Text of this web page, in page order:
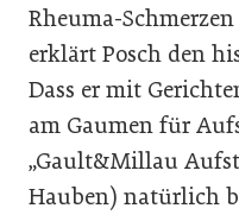
Rheuma-
erklärt Posch den
Dass er mit
am Gaumen für
„Gault&Millau
Hauben) natürlich